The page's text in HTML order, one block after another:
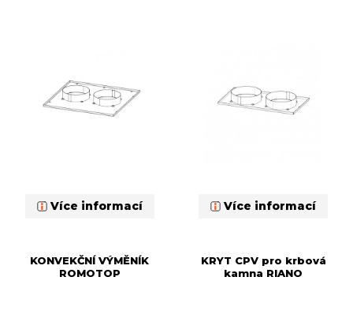
Více informací Více informací
KONVEKČNÍ VÝMĚNÍK
ROMOTOP
KRYT CPV pro krbová
kamna RIANO